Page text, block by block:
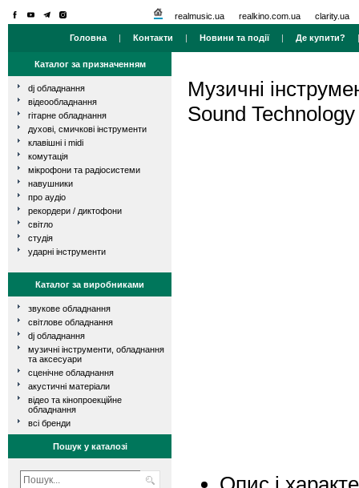
realmusic.ua realkino.com.ua clarity.ua
Головна | Контакти | Новини та події| Де купити?
Каталог за призначенням
dj обладнання
відеообладнання
гітарне обладнання
духові, смичкові інструменти
клавішні і midi
комутація
мікрофони та радіосистеми
навушники
про аудіо
рекордери / диктофони
світло
студія
ударні інструменти
Каталог за виробниками
звукове обладнання
світлове обладнання
dj обладнання
музичні інструменти, обладнання
та аксесуари
сценічне обладнання
акустичні матеріали
відео та кінопроекційне
обладнання
всі бренди
Пошук у каталозі
Музичні
Sound